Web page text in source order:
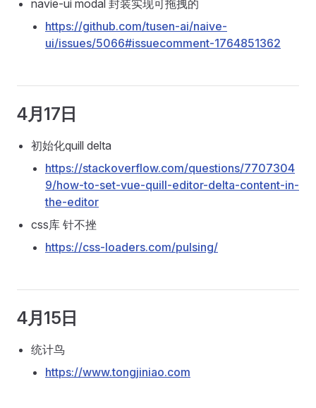
navie-ui modal 封装实现可拖拽的
https://github.com/tusen-ai/naive-
ui/issues/5066#issuecomment-1764851362
4月17日
初始化quill delta
https://stackoverflow.com/questions/7707304
9/how-to-set-vue-quill-editor-delta-content-in-
the-editor
css库 针不挫
https://css-loaders.com/pulsing/
4月15日
统计鸟
https://www.tongjiniao.com